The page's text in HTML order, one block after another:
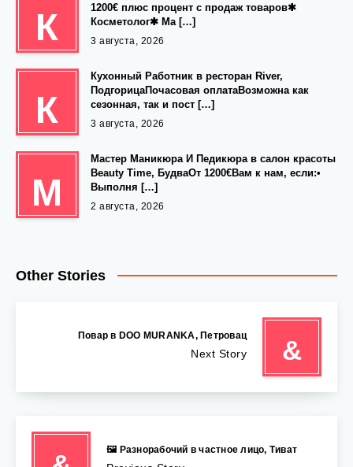
К
1200€ плюс процент с продаж товаров✱
Косметолог✱ Ма […]
3 августа, 2026
К
Кухонный Работник в ресторан River,
ПодгорицаПочасовая оплатаВозможна как
сезонная, так и пост […]
3 августа, 2026
М
Мастер Маникюра И Педикюра в салон красоты
Beauty Time, БудваОт 1200€Вам к нам, если:•
Выполня […]
2 августа, 2026
Other Stories
&
‍ Повар в DOO MURANKA, Петровац
Next Story
🖼 Разнорабочий в частное лицо, Тиват